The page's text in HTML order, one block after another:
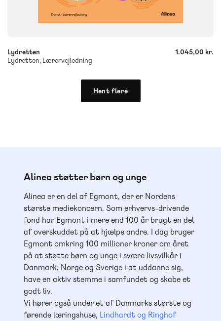
Lydretten
Lydretten, Lærervejledning
1.045,00 kr.
Hent flere
Alinea støtter børn og unge
Alinea er en del af Egmont, der er Nordens
største mediekoncern. Som erhvervs-drivende
fond har Egmont i mere end 100 år brugt en del
af overskuddet på at hjælpe andre. I dag bruger
Egmont omkring 100 millioner kroner om året
på at støtte børn og unge i svære livsvilkår i
Danmark, Norge og Sverige i at uddanne sig,
have en aktiv stemme i samfundet og skabe et
godt liv.
Vi hører også under et af Danmarks største og
førende læringshuse, Lindhardt og Ringhof